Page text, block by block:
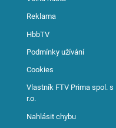
Reklama
HbbTV
Podmínky užívání
Cookies
Vlastník FTV Prima spol. s
r.o.
Nahlásit chybu